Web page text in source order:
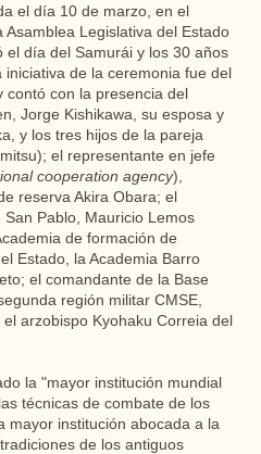
el día 10 de marzo, en el
Legislativa del Estado
el día del Samurái y los 30 años
de la ceremonia fue del
contó con la presencia del
Jorge Kishikawa, su esposa y
y los tres hijos de la pareja
el representante en jefe
cooperation agency),
reserva Akira Obara; el
Pablo, Mauricio Lemos
de formación de
Estado, la Academia Barro
el comandante de la Base
región militar CMSE,
arzobispo Kyohaku Correia del
la "mayor institución mundial
técnicas de combate de los
mayor institución abocada a la
de los antiguos